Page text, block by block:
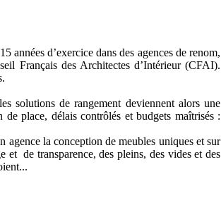
d’exercice dans des agences de renom,
Français des Architectes d’Intérieur (CFAI).
solutions de rangement deviennent alors une
place, délais contrôlés et budgets maîtrisés :
agence la conception de meubles uniques et sur
et de transparence, des pleins, des vides et des